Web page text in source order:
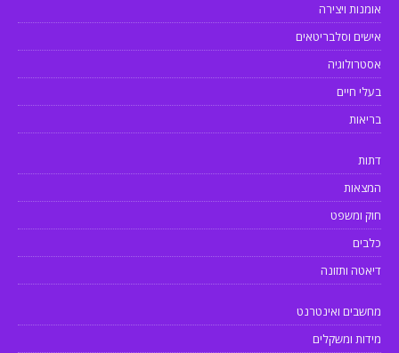
אומנות ויצירה
אישים וסלבריטאים
אסטרולוגיה
בעלי חיים
בריאות
דתות
המצאות
חוק ומשפט
כלבים
דיאטה ותזונה
מחשבים ואינטרנט
מידות ומשקלים